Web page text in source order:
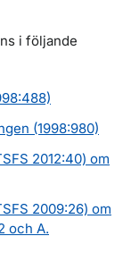
i följande
(1998:980)
2012:40) om
2009:26) om
och A.